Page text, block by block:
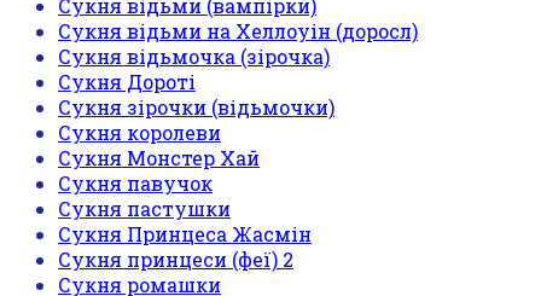
Сукня відьми (вампірки)
Сукня відьми на Хеллоуін (доросл)
Сукня відьмочка (зірочка)
Сукня Дороті
Сукня зірочки (відьмочки)
Сукня королеви
Сукня Монстер Хай
Сукня павучок
Сукня пастушки
Сукня Принцеса Жасмін
Сукня принцеси (феї) 2
Сукня ромашки